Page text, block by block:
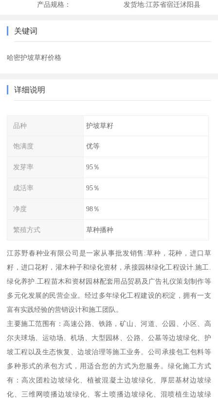
产品规格： 发货地:江苏省宿迁沭阳县
关键词
哈密护坡草籽价格
详细说明
品种 护坡草籽
饱满度 优等
发芽率 95％
成活率 95％
净度 98％
繁殖方式 草种播种
江苏野春种业有限公司是一家从事批发销售:草种，花种，进口草
籽，进口花籽，灌木种子和绿化资材，承接园林绿化工程设计.施工.
绿化养护.工程苗木和资材园林配套用品贸易及广告礼仪策划制作等
多元化发展的民营企业。经过多年绿化工程建设的积淀，拥有一支
富有实践经验的营销设计和施工团队。
主要施工范围有：高速公路、铁路，矿山、河道、公园、小区、高
尔夫球场、运动场、机场、大型园林、公路、公墓等边坡绿化、护
坡工程以及生态恢复、边坡治理等施工业务。公司承接包工包料等
多种形式的承包方式，用适合您的方式为您服务。绿化施工方式
有：高次团粒边坡绿化、植被混凝土边坡绿化、厚层基材边坡绿
化、三维网喷播边坡绿化、客土喷播边坡绿化、混喷植生边坡绿